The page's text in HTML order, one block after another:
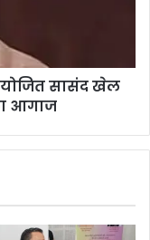
सासंद खेल
आगाज